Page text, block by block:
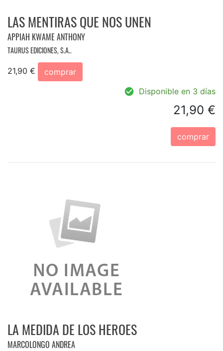
LAS MENTIRAS QUE NOS UNEN
APPIAH KWAME ANTHONY
TAURUS EDICIONES, S.A..
21,90 €
comprar
Disponible en 3 días
21,90 €
comprar
LA MEDIDA DE LOS HEROES
MARCOLONGO ANDREA